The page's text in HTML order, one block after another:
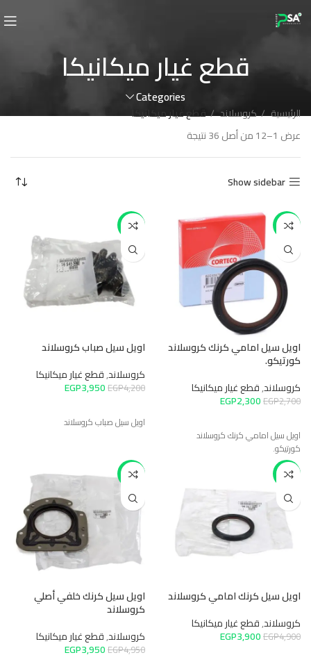
قطع غيار ميكانيكا
Categories
الرئيسية كروسلاند
قطع غيار ميكانيكا
عرض 1–12 من أصل 36 نتيجة
Show sidebar
-15%
اويل سيل امامي كرنك كروسلاند
كورتيكو.
كروسلاند,قطع غيار ميكانيكا
EGP2,700
EGP2,300
اويل سيل امامي كرنك كروسلاند
كورتيكو.
-6%
اويل سيل صباب كروسلاند
كروسلاند,قطع غيار ميكانيكا
EGP4,200
EGP3,950
اويل سيل صباب كروسلاند
-20%
اويل سيل كرنك امامي كروسلاند
كروسلاند,قطع غيار ميكانيكا
EGP4,900
EGP3,900
-20%
اويل سيل كرنك خلفي أصلي
كروسلاند
كروسلاند,قطع غيار ميكانيكا
EGP4,950
EGP3,950